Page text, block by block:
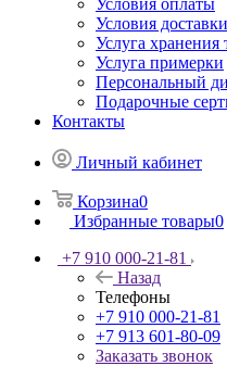
Условия оплаты
Условия доставки
Услуга хранения
Услуга примерки
Персональный
Подарочные
Контакты
Личный кабинет
Корзина0
Избранные товары0
+7 910 000-21-81
Назад
Телефоны
+7 910 000-21-81
+7 913 601-80-09
Заказать звонок